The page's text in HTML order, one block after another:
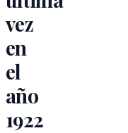
vez
en
el
año
1922